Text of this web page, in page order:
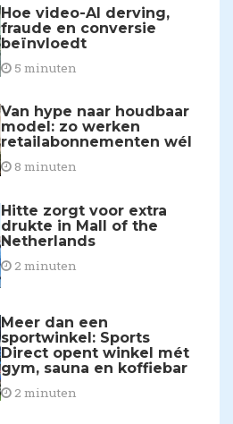
Hoe video-AI derving,
fraude en conversie
beïnvloedt
5 minuten
Van hype naar houdbaar
model: zo werken
retailabonnementen wél
8 minuten
Hitte zorgt voor extra
drukte in Mall of the
Netherlands
2 minuten
Meer dan een
sportwinkel: Sports
Direct opent winkel mét
gym, sauna en koffiebar
2 minuten